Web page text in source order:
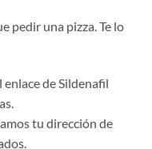
pedir una pizza. Te lo
de Sildenafil
tu dirección de